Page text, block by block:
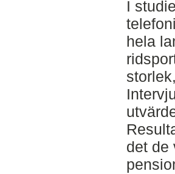
I
hela
det de